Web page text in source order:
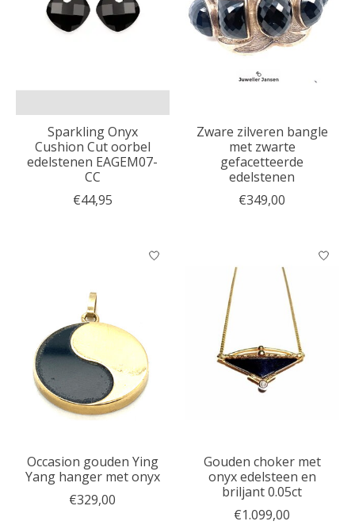
Sparkling Onyx
Cushion Cut oorbel
edelstenen EAGEM07-
CC
€44,95
Zware zilveren bangle
met zwarte
gefacetteerde
edelstenen
€349,00
Occasion gouden Ying
Yang hanger met onyx
€329,00
Gouden choker met
onyx edelsteen en
briljant 0.05ct
€1.099,00